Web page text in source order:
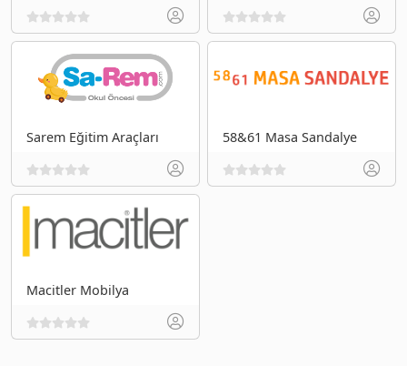
Sarem Eğitim Araçları 58&61 Masa Sandalye
Macitler Mobilya